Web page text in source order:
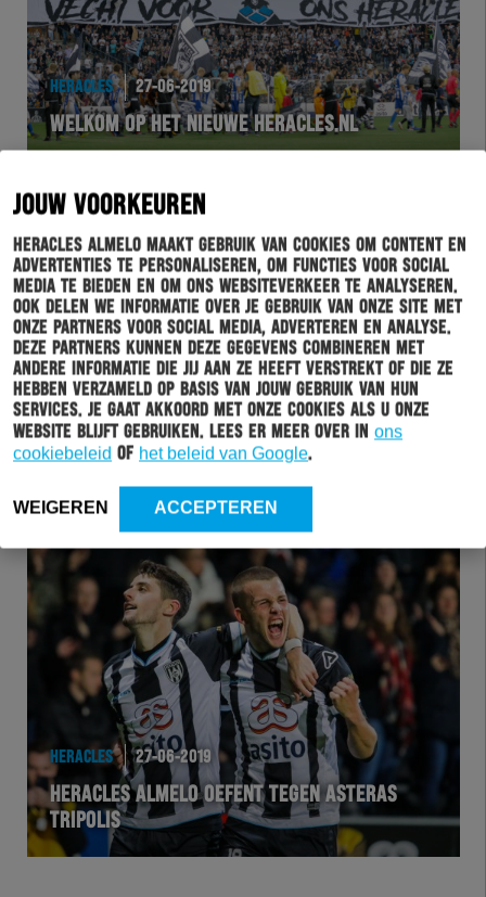
JOUW VOORKEUREN
Heracles Almelo maakt gebruik van cookies om content en
advertenties te personaliseren, om functies voor social
media te bieden en om ons websiteverkeer te analyseren.
Ook delen we informatie over je gebruik van onze site met
onze partners voor social media, adverteren en analyse.
Deze partners kunnen deze gegevens combineren met
andere informatie die jij aan ze heeft verstrekt of die ze
hebben verzameld op basis van jouw gebruik van hun
services. Je gaat akkoord met onze cookies als u onze
website blijft gebruiken. Lees er meer over in ons
cookiebeleid of het beleid van Google.
WEIGEREN ACCEPTEREN
HERACLES 27-06-2019
WELKOM OP HET NIEUWE HERACLES.NL
HERACLES 27-06-2019
ALMELOOS FEESTJE: ALMELOSE SELECTIE –
HERACLES 27-06-2019
HERACLES ALMELO OEFENT TEGEN ASTERAS
TRIPOLIS